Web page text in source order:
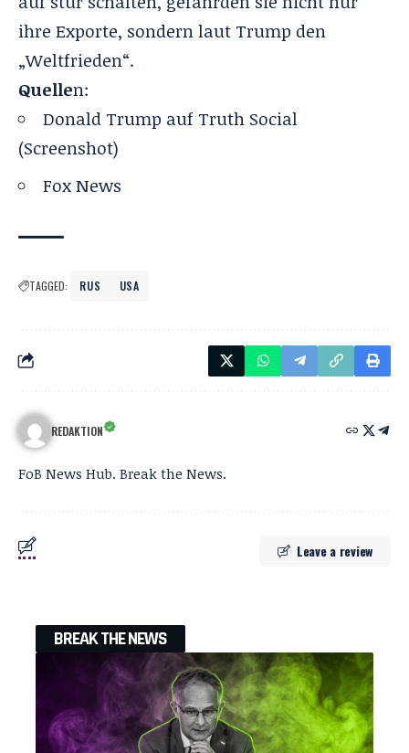
ihre Exporte, sondern laut Trump den
„Weltfrieden“.
Quellen:
Donald Trump auf Truth Social
(Screenshot)
Fox News
TAGGED: RUS USA
REDAKTION
FoB News Hub. Break the News.
Leave a review
BREAK THE NEWS